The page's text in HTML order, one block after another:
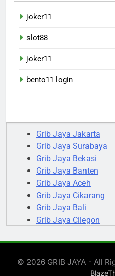
joker11
slot88
joker11
bento11 login
Grib Jaya Jakarta
Grib Jaya Surabaya
Grib Jaya Bekasi
Grib Jaya Banten
Grib Jaya Aceh
Grib Jaya Cikarang
Grib Jaya Bali
Grib Jaya Cilegon
Grib Jaya
© 2026 GRIB JAYA - All